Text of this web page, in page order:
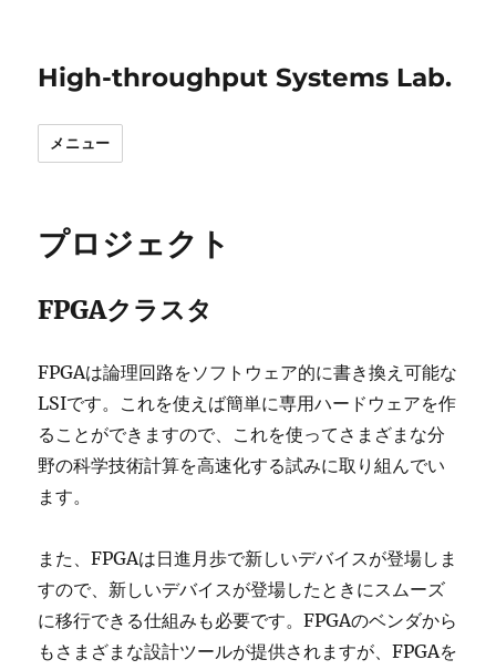
High-throughput Systems Lab.
メニュー
プロジェクト
FPGAクラスタ
FPGAは論理回路をソフトウェア的に書き換え可能な
LSIです。これを使えば簡単に専用ハードウェアを作
ることができますので、これを使ってさまざまな分
野の科学技術計算を高速化する試みに取り組んでい
ます。
また、FPGAは日進月歩で新しいデバイスが登場しま
すので、新しいデバイスが登場したときにスムーズ
に移行できる仕組みも必要です。FPGAのベンダから
もさまざまな設計ツールが提供されますが、FPGAを